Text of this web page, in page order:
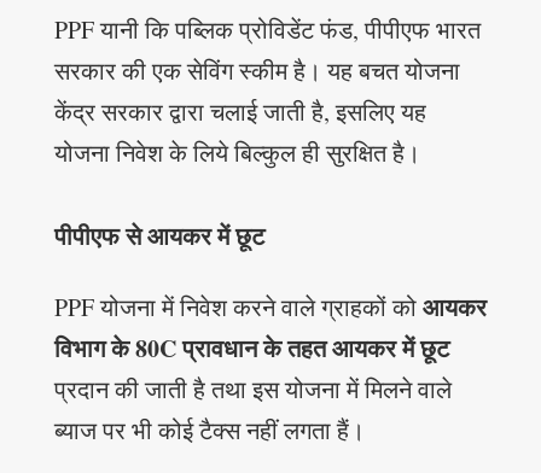
PPF यानी कि पब्लिक प्रोविडेंट फंड, पीपीएफ भारत
सरकार की एक सेविंग स्कीम है। यह बचत योजना
केंद्र सरकार द्वारा चलाई जाती है, इसलिए यह
योजना निवेश के लिये बिल्कुल ही सुरक्षित है।
पीपीएफ से आयकर में छूट
PPF योजना में निवेश करने वाले ग्राहकों कोआयकर
विभाग के 80C प्रावधान के तहत आयकर में छूट
प्रदान की जाती है तथा इस योजना में मिलने वाले
ब्याज पर भी कोई टैक्स नहीं लगता हैं।